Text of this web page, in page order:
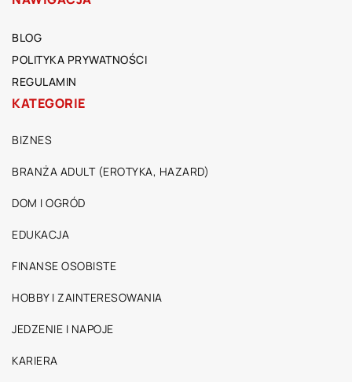
BLOG
POLITYKA PRYWATNOŚCI
REGULAMIN
KATEGORIE
BIZNES
BRANŻA ADULT (EROTYKA, HAZARD)
DOM I OGRÓD
EDUKACJA
FINANSE OSOBISTE
HOBBY I ZAINTERESOWANIA
JEDZENIE I NAPOJE
KARIERA